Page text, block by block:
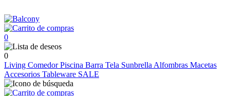
0
0
Living ComedorPiscina Barra Tela Sunbrella Alfombras Macetas
Accesorios Tableware SALE